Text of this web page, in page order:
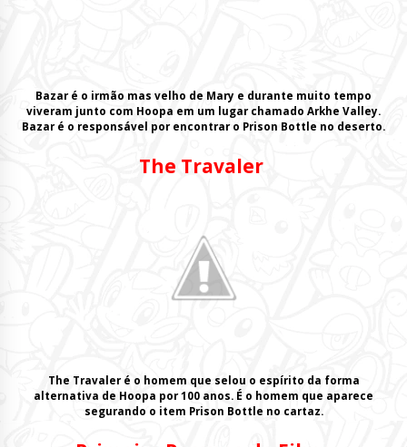
Bazar é o irmão mas velho de Mary e durante muito tempo
viveram junto com Hoopa em um lugar chamado Arkhe Valley.
Bazar é o responsável por encontrar o Prison Bottle no deserto.
The Travaler
The Travaler é o homem que selou o espírito da forma
alternativa de Hoopa por100 anos. É o homem que aparece
segurando o item Prison Bottle no cartaz.